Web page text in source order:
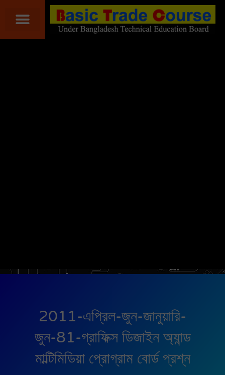
2011-এপ্রিল-জুন-জানুয়ারি-
জুন-81-গ্রাফিক্স ডিজাইন অ্যান্ড
মাল্টিমিডিয়া প্রোগ্রাম বোর্ড প্রশ্ন